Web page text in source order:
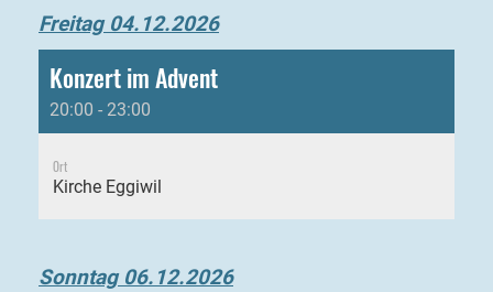
Freitag 04.12.2026
Konzert im Advent
20:00 - 23:00
Ort
Kirche Eggiwil
Sonntag 06.12.2026